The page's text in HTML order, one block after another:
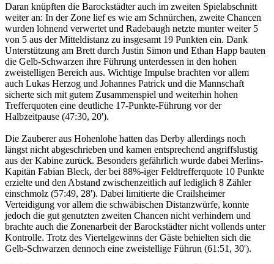
Daran knüpften die Barockstädter auch im zweiten Spielabschnitt
weiter an: In der Zone lief es wie am Schnürchen, zweite Chancen
wurden lohnend verwertet und Radebaugh netzte munter weiter 5
von 5 aus der Mitteldistanz zu insgesamt 19 Punkten ein. Dank
Unterstützung am Brett durch Justin Simon und Ethan Happ bauten
die Gelb-Schwarzen ihre Führung unterdessen in den hohen
zweistelligen Bereich aus. Wichtige Impulse brachten vor allem
auch Lukas Herzog und Johannes Patrick und die Mannschaft
sicherte sich mit gutem Zusammenspiel und weiterhin hohen
Trefferquoten eine deutliche 17-Punkte-Führung vor der
Halbzeitpause (47:30, 20').
Die Zauberer aus Hohenlohe hatten das Derby allerdings noch
längst nicht abgeschrieben und kamen entsprechend angriffslustig
aus der Kabine zurück. Besonders gefährlich wurde dabei Merlins-
Kapitän Fabian Bleck, der bei 88%-iger Feldtrefferquote 10 Punkte
erzielte und den Abstand zwischenzeitlich auf lediglich 8 Zähler
einschmolz (57:49, 28'). Dabei limitierte die Crailsheimer
Verteidigung vor allem die schwäbischen Distanzwürfe, konnte
jedoch die gut genutzten zweiten Chancen nicht verhindern und
brachte auch die Zonenarbeit der Barockstädter nicht vollends unter
Kontrolle. Trotz des Viertelgewinns der Gäste behielten sich die
Gelb-Schwarzen dennoch eine zweistellige Führun (61:51, 30').